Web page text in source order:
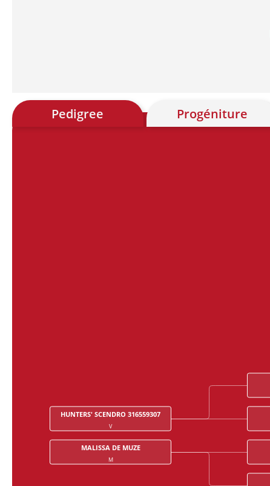
Pedigree Progéniture
HUNTERS' SCENDRO 316559307
V
MALISSA DE MUZE
M